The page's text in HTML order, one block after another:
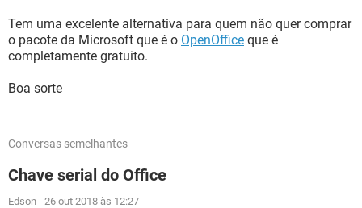
Tem uma excelente alternativa para quem não quer comprar
o pacote da Microsoft que é o OpenOffice que é
completamente gratuito.
Boa sorte
Conversas semelhantes
Chave serial do Office
Edson - 26 out 2018 às 12:27